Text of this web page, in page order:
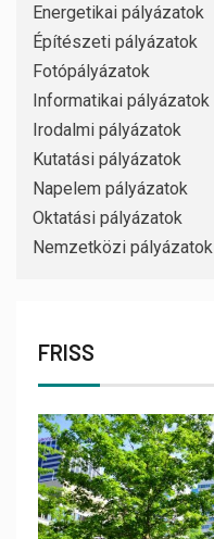
Energetikai pályázatok
Építészeti pályázatok
Fotópályázatok
Informatikai pályázatok
Irodalmi pályázatok
Kutatási pályázatok
Napelem pályázatok
Oktatási pályázatok
Nemzetközi pályázatok
FRISS